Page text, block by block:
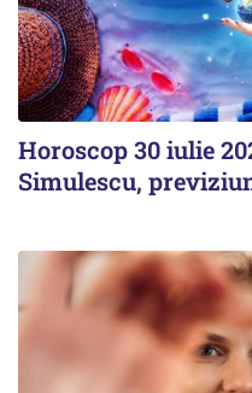
Horoscop 30 iulie
Simulescu,